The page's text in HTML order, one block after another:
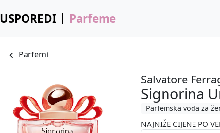
USPOREDI Parfeme
Parfemi
Salvatore
Signorina
Parfemska voda za
NAJNIŽE CIJENE PO